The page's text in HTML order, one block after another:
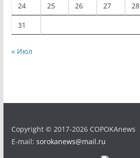
24 25 26 27 28
31
« Июл
Copyright © 2017-2026 COPOKAnews
E-mail: sorokanews@mail.ru